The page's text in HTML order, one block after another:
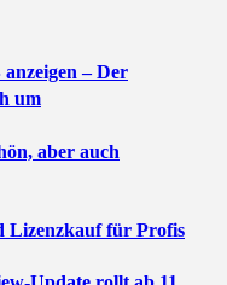
– Der
um
aber auch
Lizenzkauf für Profis